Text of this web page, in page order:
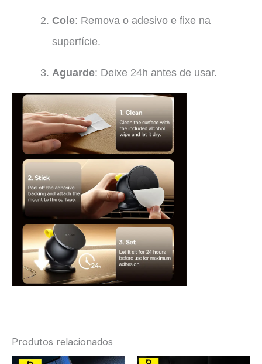
Cole: Remova o adesivo e fixe na
superfície.
Aguarde: Deixe 24h antes de usar.
Produtos relacionados